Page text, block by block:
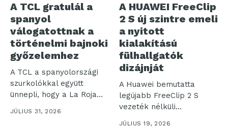
A TCL gratulál a
spanyol
válogatottnak a
történelmi bajnoki
győzelemhez
A TCL a spanyolországi
szurkolókkal együtt
ünnepli, hogy a La Roja
(spanyol...
JÚLIUS 31, 2026
A HUAWEI FreeClip
2 S új szintre emeli
a nyitott
kialakítású
fülhallgatók
dizájnját
A Huawei bemutatta
legújabb FreeClip 2 S
vezeték nélküli
fülhallgatóját, amely a...
JÚLIUS 19, 2026